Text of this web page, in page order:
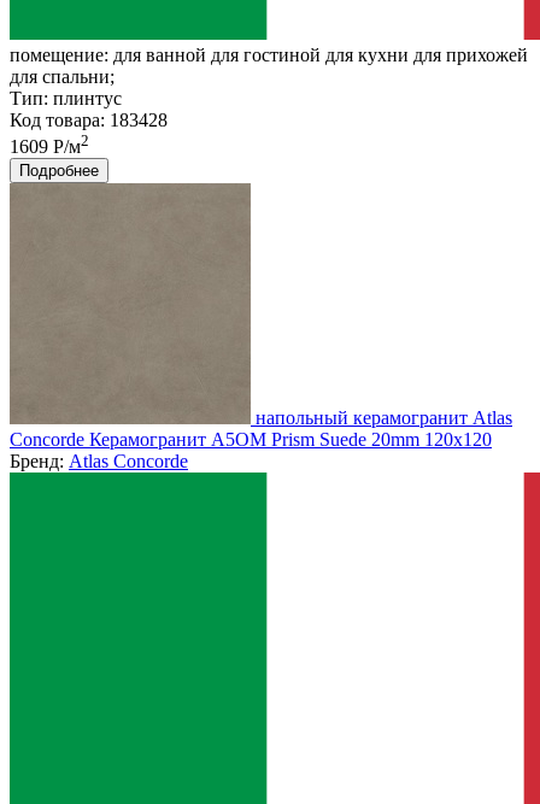
помещение: для ванной для гостиной для кухни для прихожей
для спальни;
Тип: плинтус
Код товара: 183428
1609 Р/м2
Подробнее
напольный керамогранит Atlas
Concorde Керамогранит A5OM Prism Suede 20mm 120x120
Бренд: Atlas Concorde